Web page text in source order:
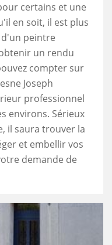
certains et une
en soit, il est plus
d'un peintre
un rendu
compter sur
Joseph
professionnel
environs. Sérieux
il saura trouver la
et embellir vos
demande de